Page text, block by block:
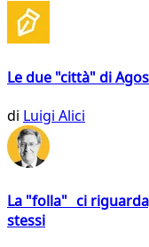
Le due "città" di
di Luigi Alici
La "folla" ci
stessi